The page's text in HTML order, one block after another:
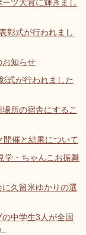
ツ大賞に輝きまし
彰式が行われまし
お知らせ
式が行われました
所の宿舎にするこ
開催と結果について
学・ちゃんこお振舞
に久留米ゆかりの選
中学生3人が全国